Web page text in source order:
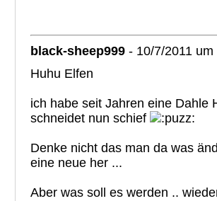
black-sheep999- 10/7/2011 um
Huhu Elfen
ich habe seit Jahren eine Dahle
schneidet nun schief
Denke nicht das man da was
eine neue her ...
Aber was soll es werden ..